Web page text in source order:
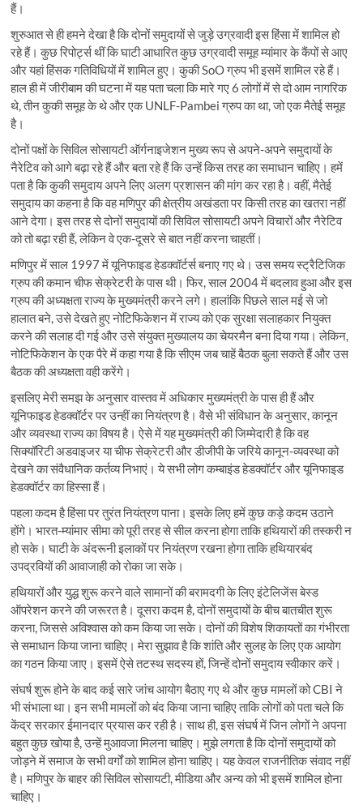
हैं।
शुरुआत से ही हमने देखा है कि दोनों समुदायों से जुड़े उग्रवादी इस हिंसा में शामिल हो
रहे हैं। कुछ रिपोर्ट्स थीं कि घाटी आधारित कुछ उग्रवादी समूह म्यांमार के कैंपों से आए
और यहां हिंसक गतिविधियों में शामिल हुए। कुकी SoO ग्रुप भी इसमें शामिल रहे हैं।
हाल ही में जीरीबाम की घटना में यह पता चला कि मारे गए 6 लोगों में से दो आम नागरिक
थे, तीन कुकी समूह के थे और एक UNLF-Pambei ग्रुप का था, जो एक मैतेई समूह
है।
दोनों पक्षों के सिविल सोसायटी ऑर्गनाइजेशन मुख्य रूप से अपने-अपने समुदायों के
नैरेटिव को आगे बढ़ा रहे हैं और बता रहे हैं कि उन्हें किस तरह का समाधान चाहिए। हमें
पता है कि कुकी समुदाय अपने लिए अलग प्रशासन की मांग कर रहा है। वहीं, मैतेई
समुदाय का कहना है कि वह मणिपुर की क्षेत्रीय अखंडता पर किसी तरह का खतरा नहीं
आने देगा। इस तरह से दोनों समुदायों की सिविल सोसायटी अपने विचारों और नैरेटिव
को तो बढ़ा रही हैं, लेकिन वे एक-दूसरे से बात नहीं करना चाहतीं।
मणिपुर में साल 1997 में यूनिफाइड हेडक्वॉर्टर्स बनाए गए थे। उस समय स्ट्रैटिजिक
ग्रुप की कमान चीफ सेक्रेटरी के पास थी। फिर, साल 2004 में बदलाव हुआ और इस
ग्रुप की अध्यक्षता राज्य के मुख्यमंत्री करने लगे। हालांकि पिछले साल मई से जो
हालात बने, उसे देखते हुए नोटिफिकेशन में राज्य को एक सुरक्षा सलाहकार नियुक्त
करने की सलाह दी गई और उसे संयुक्त मुख्यालय का चेयरमैन बना दिया गया। लेकिन,
नोटिफिकेशन के एक पैरे में कहा गया है कि सीएम जब चाहें बैठक बुला सकते हैं और उस
बैठक की अध्यक्षता वही करेंगे।
इसलिए मेरी समझ के अनुसार वास्तव में अधिकार मुख्यमंत्री के पास ही हैं और
यूनिफाइड हेडक्वॉर्टर पर उन्हीं का नियंत्रण है। वैसे भी संविधान के अनुसार, कानून
और व्यवस्था राज्य का विषय है। ऐसे में यह मुख्यमंत्री की जिम्मेदारी है कि वह
सिक्यॉरिटी अडवाइजर या चीफ सेक्रेटरी और डीजीपी के जरिये कानून-व्यवस्था को
देखने का संवैधानिक कर्तव्य निभाएं। ये सभी लोग कम्बाइंड हेडक्वॉर्टर और यूनिफाइड
हेडक्वॉर्टर का हिस्सा हैं।
पहला कदम है हिंसा पर तुरंत नियंत्रण पाना। इसके लिए हमें कुछ कड़े कदम उठाने
होंगे। भारत-म्यांमार सीमा को पूरी तरह से सील करना होगा ताकि हथियारों की तस्करी न
हो सके। घाटी के अंदरूनी इलाकों पर नियंत्रण रखना होगा ताकि हथियारबंद
उपद्रवियों की आवाजाही को रोका जा सके।
हथियारों और युद्ध शुरू करने वाले सामानों की बरामदगी के लिए इंटेलिजेंस बेस्ड
ऑपरेशन करने की जरूरत है। दूसरा कदम है, दोनों समुदायों के बीच बातचीत शुरू
करना, जिससे अविश्वास को कम किया जा सके। दोनों की विशेष शिकायतों का गंभीरता
से समाधान किया जाना चाहिए। मेरा सुझाव है कि शांति और सुलह के लिए एक आयोग
का गठन किया जाए। इसमें ऐसे तटस्थ सदस्य हों, जिन्हें दोनों समुदाय स्वीकार करें।
संघर्ष शुरू होने के बाद कई सारे जांच आयोग बैठाए गए थे और कुछ मामलों को CBI ने
भी संभाला था। इन सभी मामलों को बंद किया जाना चाहिए ताकि लोगों को पता चले कि
केंद्र सरकार ईमानदार प्रयास कर रही है। साथ ही, इस संघर्ष में जिन लोगों ने अपना
बहुत कुछ खोया है, उन्हें मुआवजा मिलना चाहिए। मुझे लगता है कि दोनों समुदायों को
जोड़ने में समाज के सभी वर्गों को शामिल होना चाहिए। यह केवल राजनीतिक संवाद नहीं
है। मणिपुर के बाहर की सिविल सोसायटी, मीडिया और अन्य को भी इसमें शामिल होना
चाहिए।